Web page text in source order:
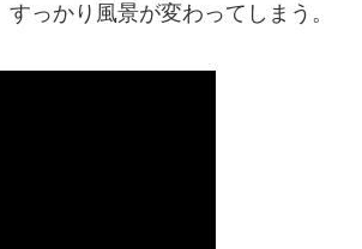
っかり風景が変わってしまう。